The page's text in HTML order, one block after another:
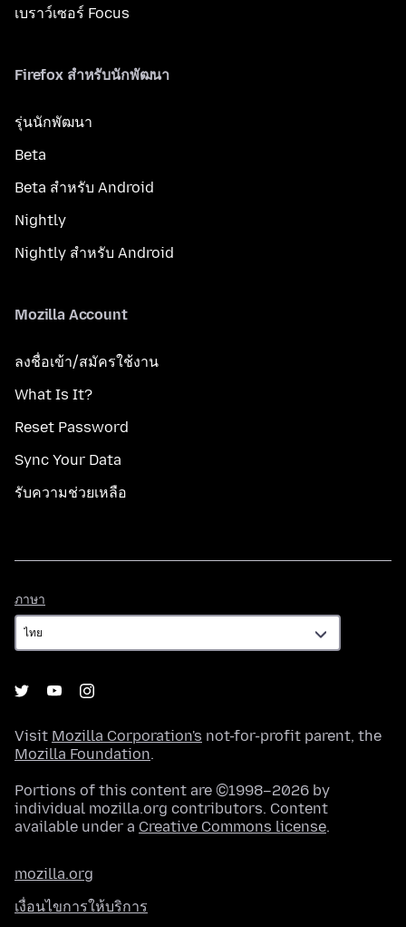
เบราว์เซอร์ Focus
Firefox สำหรับนักพัฒนา
รุ่นนักพัฒนา
Beta
Beta สำหรับ Android
Nightly
Nightly สำหรับ Android
Mozilla Account
ลงชื่อเข้า/สมัครใช้งาน
What Is It?
Reset Password
Sync Your Data
รับความช่วยเหลือ
ภาษา
Visit Mozilla Corporation's not-for-profit parent, the
Mozilla Foundation.
Portions of this content are ©1998–2026 by
individual mozilla.org contributors. Content
available under a Creative Commons license.
mozilla.org
เงื่อนไขการให้บริการ